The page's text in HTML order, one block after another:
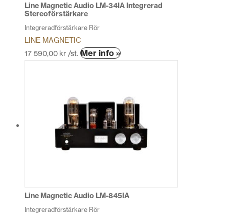
Line Magnetic Audio LM-34IA Integrerad
Stereoförstärkare
Integreradförstärkare Rör
LINE MAGNETIC
17 590,00 kr /st. Mer info »Den
flera
varianter.
De
olika
alternativen
produktsidan
Line Magnetic Audio LM-845IA
Integreradförstärkare Rör